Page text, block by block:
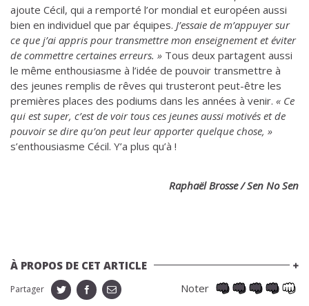
ajoute Cécil, qui a remporté l’or mondial et européen aussi
bien en individuel que par équipes. J’essaie de m’appuyer sur
ce que j’ai appris pour transmettre mon enseignement et éviter
de commettre certaines erreurs. » Tous deux partagent aussi
le même enthousiasme à l’idée de pouvoir transmettre à
des jeunes remplis de rêves qui trusteront peut-être les
premières places des podiums dans les années à venir. « Ce
qui est super, c’est de voir tous ces jeunes aussi motivés et de
pouvoir se dire qu’on peut leur apporter quelque chose, »
s’enthousiasme Cécil. Y’a plus qu’à !
Raphaël Brosse / Sen No Sen
À PROPOS DE CET ARTICLE
Partager Noter